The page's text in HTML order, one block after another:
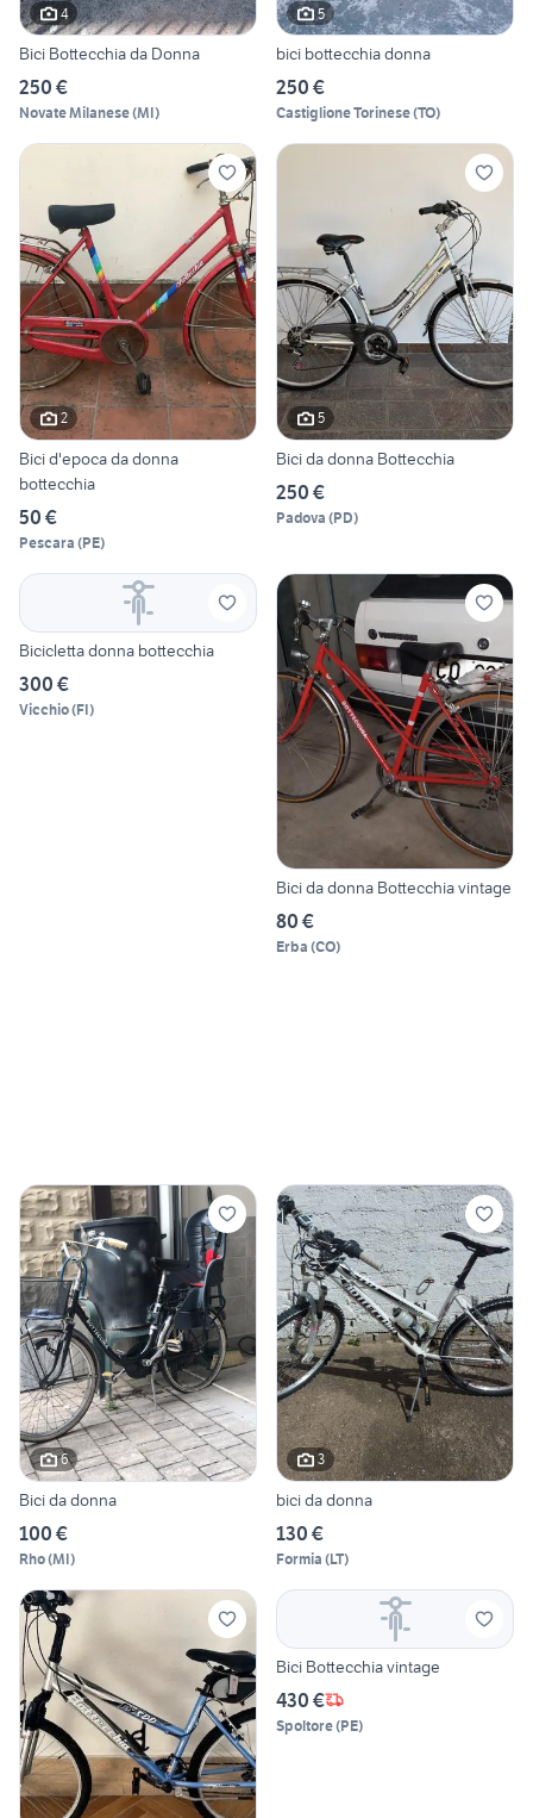
4
Bici Bottecchia da Donna
250 €
Novate Milanese(MI)
5
bici bottecchia donna
250 €
Castiglione Torinese(TO)
2
Bici d'epoca da donna
bottecchia
50 €
Pescara (PE)
5
Bici da donna Bottecchia
250 €
Padova (PD)
Bicicletta donna bottecchia
300 €
Vicchio(FI)
Bici da donna Bottecchia vintage
80 €
Erba (CO)
6
Bici da donna
100 €
Rho(MI)
3
bici da donna
130 €
Formia (LT)
Bici Bottecchia vintage
430 €
Spoltore(PE)